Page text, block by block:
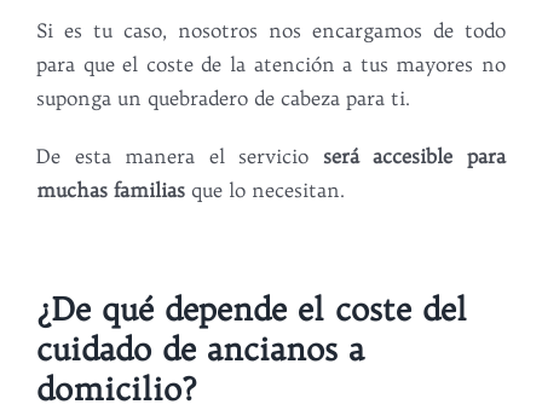
Si es tu caso, nosotros nos encargamos de todo
para que el coste de la atención a tus mayores no
suponga un quebradero de cabeza para ti.
De esta manera el servicio será accesible para
muchas familias que lo necesitan.
¿De qué depende el coste del
cuidado de ancianos a
domicilio?